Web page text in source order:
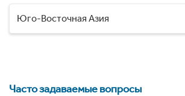
Юго-Восточная Азия
Часто задаваемые вопросы